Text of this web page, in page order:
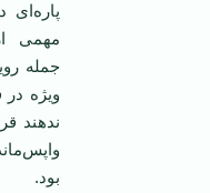
پاره‌ای
مهمی
جمله
ویژه
ندهند
بود.